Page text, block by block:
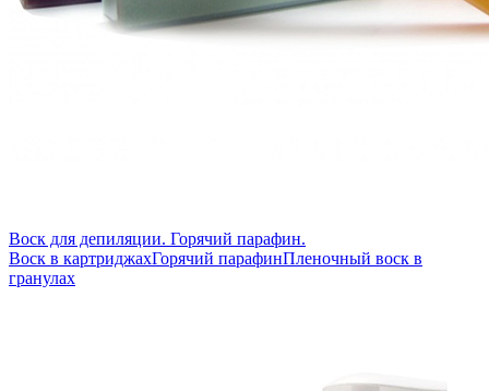
Воск для депиляции. Горячий парафин.
Воск в картриджахГорячий парафинПленочный воск в
гранулах